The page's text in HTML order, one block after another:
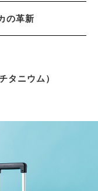
の革新
タニウム）